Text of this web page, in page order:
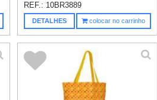
REF.: 10BR3889
DETALHES colocar no carrinho